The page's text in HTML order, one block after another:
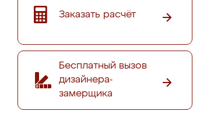
Заказать расчёт
Бесплатный вызов
дизайнера-
замерщика